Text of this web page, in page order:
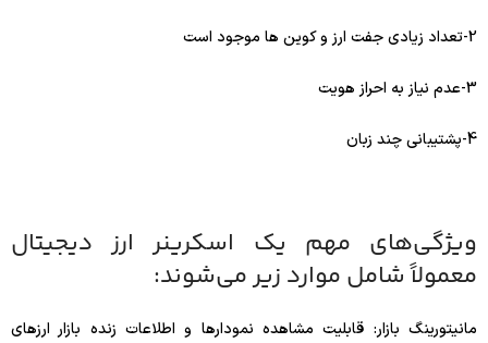
2-تعداد زیادی جفت ارز و کوین ها موجود است
3-عدم نیاز به احراز هویت
4-پشتیبانی چند زبان
ویژگی‌های مهم یک اسکرینر ارز دیجیتال
معمولاً شامل موارد زیر می‌شوند:
مانیتورینگ بازار: قابلیت مشاهده نمودارها و اطلاعات زنده بازار ارزهای